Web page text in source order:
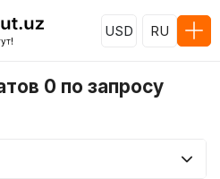
USD RU
0 по запросу